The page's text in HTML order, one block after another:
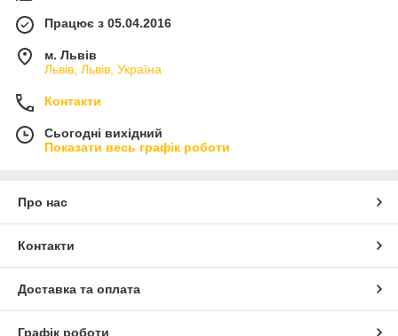
Працює з 05.04.2016
м. Львів
Львів, Львів, Україна
Контакти
Сьогодні вихідний
Показати весь графік роботи
Про нас
Контакти
Доставка та оплата
Графік роботи